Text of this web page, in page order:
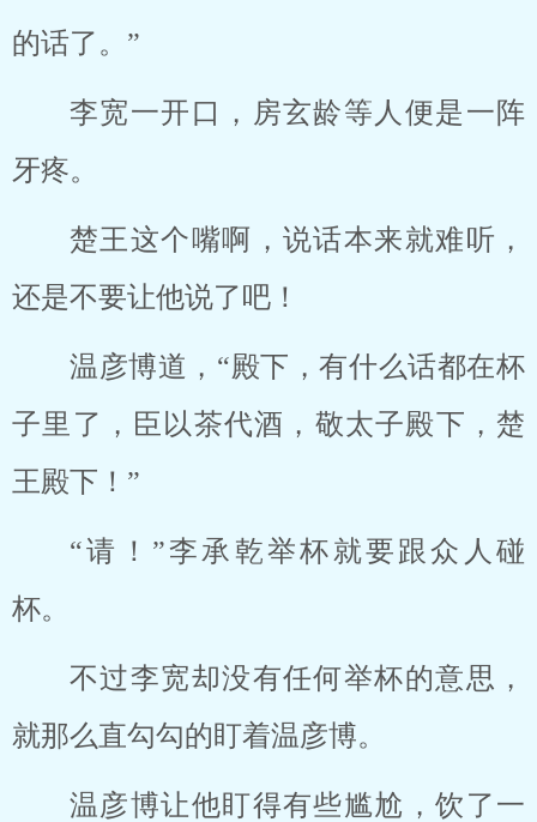
的话了。”
李宽一开口，房玄龄等人便是一阵
牙疼。
楚王这个嘴啊，说话本来就难听，
还是不要让他说了吧！
温彦博道，“殿下，有什么话都在杯
子里了，臣以茶代酒，敬太子殿下，楚
王殿下！”
“请！”李承乾举杯就要跟众人碰
杯。
不过李宽却没有任何举杯的意思，
就那么直勾勾的盯着温彦博。
温彦博让他盯得有些尴尬，饮了一